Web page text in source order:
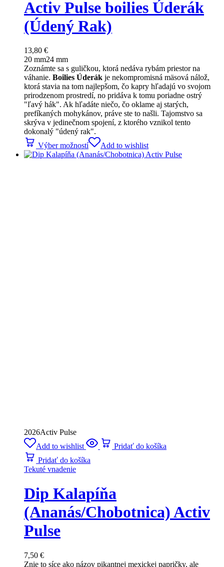
Activ Pulse boilies Úderák
(Údený Rak)
13,80 €
20 mm24 mm
Zoznámte sa s guličkou, ktorá nedáva rybám priestor na
váhanie. Boilies Úderák je nekompromisná mäsová nálož,
ktorá stavia na tom najlepšom, čo kapry hľadajú vo svojom
prirodzenom prostredí, no pridáva k tomu poriadne ostrý
"ľavý hák". Ak hľadáte niečo, čo oklame aj starých,
prefíkaných mohykánov, práve ste to našli. Tajomstvo sa
skrýva v jedinečnom spojení, z ktorého vznikol tento
dokonalý "údený rak".
Výber možností
Add to wishlist
2026Activ Pulse
Add to wishlist
Pridať do košíka
Pridať do košíka
Tekuté vnadenie
Dip Kalapíňa
(Ananás/Chobotnica) Activ
Pulse
7,50 €
Znie to síce ako názov pikantnej mexickej papričky, ale